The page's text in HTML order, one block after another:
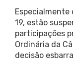
19, estão
participações
Ordinária da
decisão